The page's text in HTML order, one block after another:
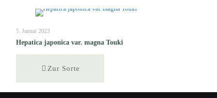
5. Januar 2023
Hepatica japonica var. magna Touki
Zur Sorte